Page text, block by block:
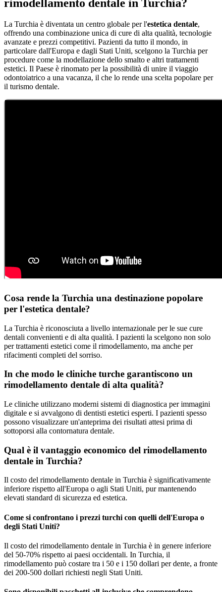
rimodellamento dentale in Turchia?
La Turchia è diventata un centro globale per l'estetica dentale,
offrendo una combinazione unica di cure di alta qualità, tecnologie
avanzate e prezzi competitivi. Pazienti da tutto il mondo, in
particolare dall'Europa e dagli Stati Uniti, scelgono la Turchia per
procedure come la modellazione dello smalto e altri trattamenti
estetici. Il Paese è rinomato per la possibilità di unire il viaggio
odontoiatrico a una vacanza, il che lo rende una scelta popolare per
il turismo dentale.
Cosa rende la Turchia una destinazione popolare
per l'estetica dentale?
La Turchia è riconosciuta a livello internazionale per le sue cure
dentali convenienti e di alta qualità. I pazienti la scelgono non solo
per trattamenti estetici come il rimodellamento, ma anche per
rifacimenti completi del sorriso.
In che modo le cliniche turche garantiscono un
rimodellamento dentale di alta qualità?
Le cliniche utilizzano moderni sistemi di diagnostica per immagini
digitale e si avvalgono di dentisti estetici esperti. I pazienti spesso
possono visualizzare un'anteprima dei risultati attesi prima di
sottoporsi alla contornatura dentale.
Qual è il vantaggio economico del rimodellamento
dentale in Turchia?
Il costo del rimodellamento dentale in Turchia è significativamente
inferiore rispetto all'Europa o agli Stati Uniti, pur mantenendo
elevati standard di sicurezza ed estetica.
Come si confrontano i prezzi turchi con quelli dell'Europa o
degli Stati Uniti?
Il costo del rimodellamento dentale in Turchia è in genere inferiore
del 50-70% rispetto ai paesi occidentali. In Turchia, il
rimodellamento può costare tra i 50 e i 150 dollari per dente, a fronte
dei 200-500 dollari richiesti negli Stati Uniti.